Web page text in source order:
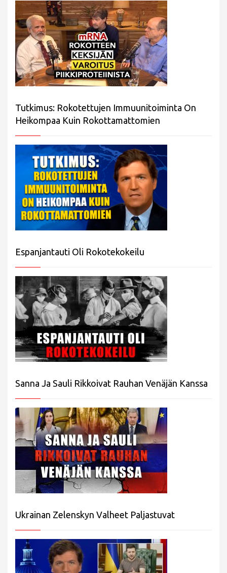
Tutkimus: Rokotettujen Immuunitoiminta On
Heikompaa Kuin Rokottamattomien
Espanjantauti Oli Rokotekokeilu
Sanna Ja Sauli Rikkoivat Rauhan Venäjän Kanssa
Ukrainan Zelenskyn Valheet Paljastuvat